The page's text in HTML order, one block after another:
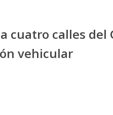
cuatro calles del
vehicular